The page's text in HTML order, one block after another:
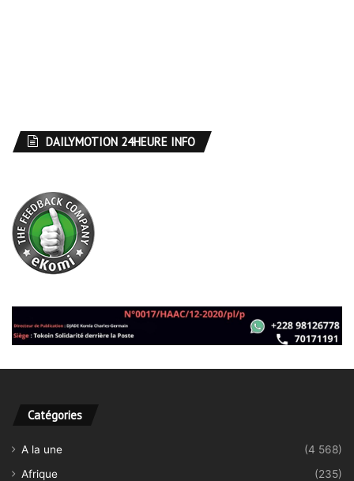
DAILYMOTION 24HEURE INFO
Catégories
A la une
(4 568)
Afrique
(235)